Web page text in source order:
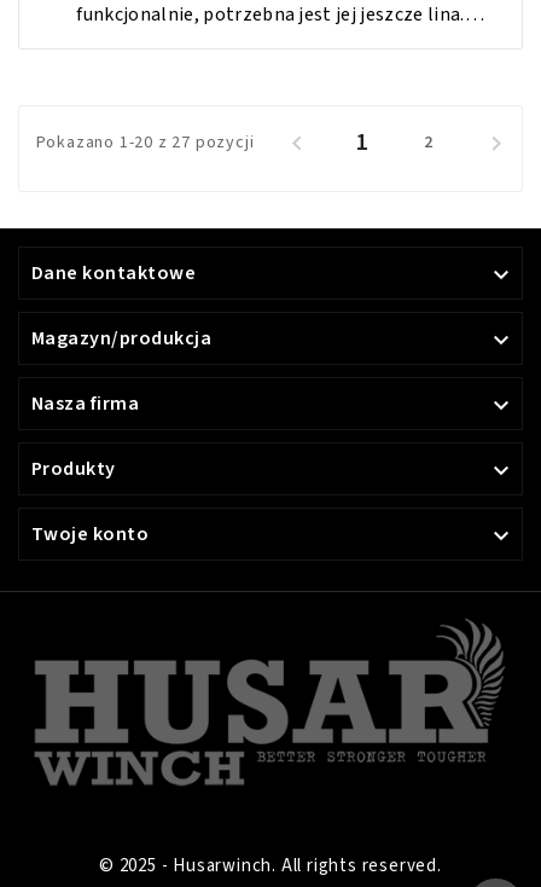
funkcjonalnie, potrzebna jest jej jeszcze lina.
Oczywiście na sprawne działanie wyciągarki składa się
Pokazano 1-20 z 27 pozycji  1 2 
Dane kontaktowe 
Magazyn/produkcja 
Nasza firma 
Produkty 
Twoje konto 
© 2025 - Husarwinch. All rights reserved.